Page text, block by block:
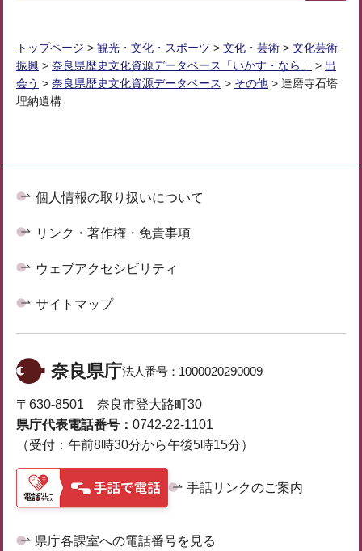
トップページ > 観光・文化・スポーツ > 文化・芸術 > 文化芸術
振興 > 奈良県歴史文化資源データベース「いかす・なら」 > 出
会う > 奈良県歴史文化資源データベース > その他 > 達磨寺石塔
埋納遺構
個人情報の取り扱いについて
リンク・著作権・免責事項
ウェブアクセシビリティ
サイトマップ
奈良県庁法人番号： 1000020290009
〒630-8501 奈良市登大路町30
県庁代表電話番号： 0742-22-1101
（受付：午前8時30分から午後5時15分）
手話リンクのご案内
県庁各課室への電話番号を見る